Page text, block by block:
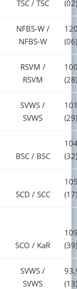
TSC / TSC (02)
NFBS-W /
NFBS-W
(06)
RSVM /
RSVM
(28)
SVWS /
SVWS
(29)
BSC / BSC
(32)
SCD / SCC
(17)
SCO / KaR
(39)
SVWS /
SVWS
(13)